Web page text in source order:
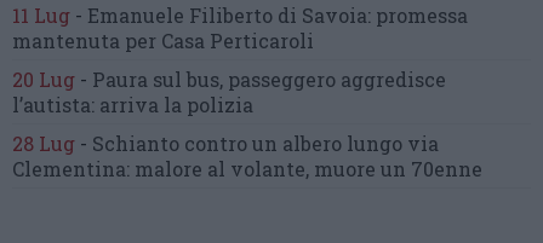
11 Lug - Emanuele Filiberto di Savoia: promessa
mantenuta per Casa Perticaroli
20 Lug - Paura sul bus, passeggero aggredisce
l’autista: arriva la polizia
28 Lug - Schianto contro un albero lungo via
Clementina: malore al volante, muore un 70enne